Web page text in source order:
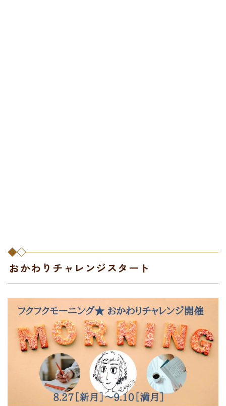
おかわりチャレンジスタート